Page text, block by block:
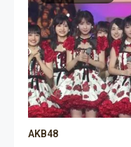
AKB48